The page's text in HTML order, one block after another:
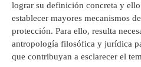
lograr su definición concreta y
establecer mayores mecanismos
protección. Para ello, resulta
antropología filosófica y jurídica
que contribuyan a esclarecer el